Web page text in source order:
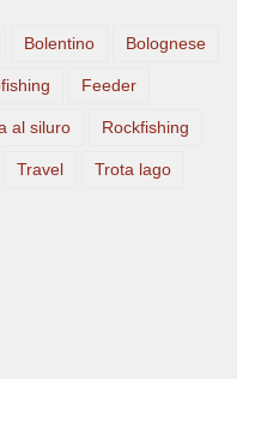
Bolentino Bolognese
Feeder
al siluro Rockfishing
Travel Trota lago